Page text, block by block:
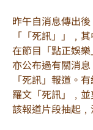
昨午自消息傳出
「「死訊」」﹐
在節目「點正娛
亦公布過有關消
「死訊」報道。
羅文「死訊」﹐
該報道片段抽起